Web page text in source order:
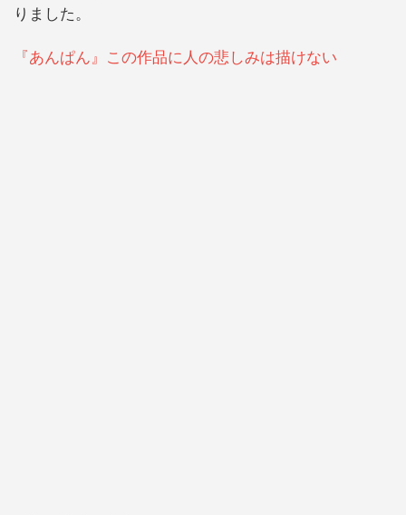
りました。
『あんぱん』この作品に人の悲しみは描けない